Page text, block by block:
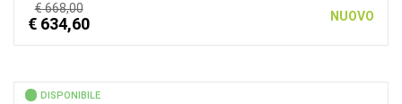
€ 668,00
€ 634,60 NUOVO
DISPONIBILE